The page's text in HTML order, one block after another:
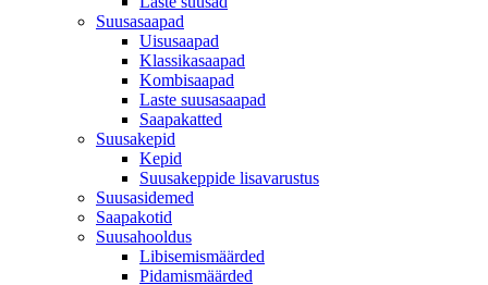
Suusasaapad
Uisusaapad
Klassikasaapad
Kombisaapad
Laste suusasaapad
Saapakatted
Suusakepid
Kepid
Suusakeppide lisavarustus
Suusasidemed
Saapakotid
Suusahooldus
Libisemismäärded
Pidamismäärded